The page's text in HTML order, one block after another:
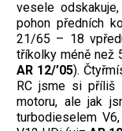
vesele
pohon předních
21/65 – 18
tříkolky méně než
AR 12/’05).
RC jsme si příliš
motoru, ale jak
turbodieselem